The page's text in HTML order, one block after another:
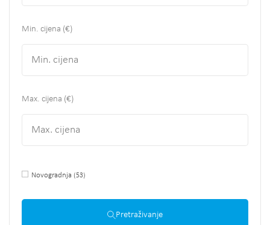
Min. cijena (€)
Max. cijena (€)
Novogradnja (53)
Pretraživanje